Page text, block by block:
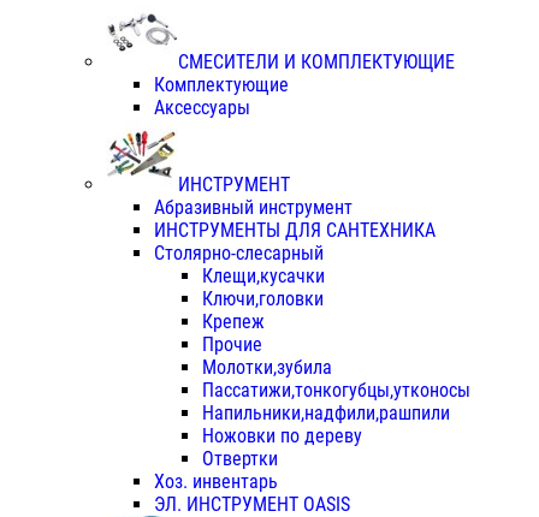
СМЕСИТЕЛИ И КОМПЛЕКТУЮЩИЕ
Комплектующие
Аксессуары
ИНСТРУМЕНТ
Абразивный инструмент
ИНСТРУМЕНТЫ ДЛЯ САНТЕХНИКА
Столярно-слесарный
Клещи,кусачки
Ключи,головки
Крепеж
Прочие
Молотки,зубила
Пассатижи,тонкогубцы,утконосы
Напильники,надфили,рашпили
Ножовки по дереву
Отвертки
Хоз. инвентарь
ЭЛ. ИНСТРУМЕНТ OASIS